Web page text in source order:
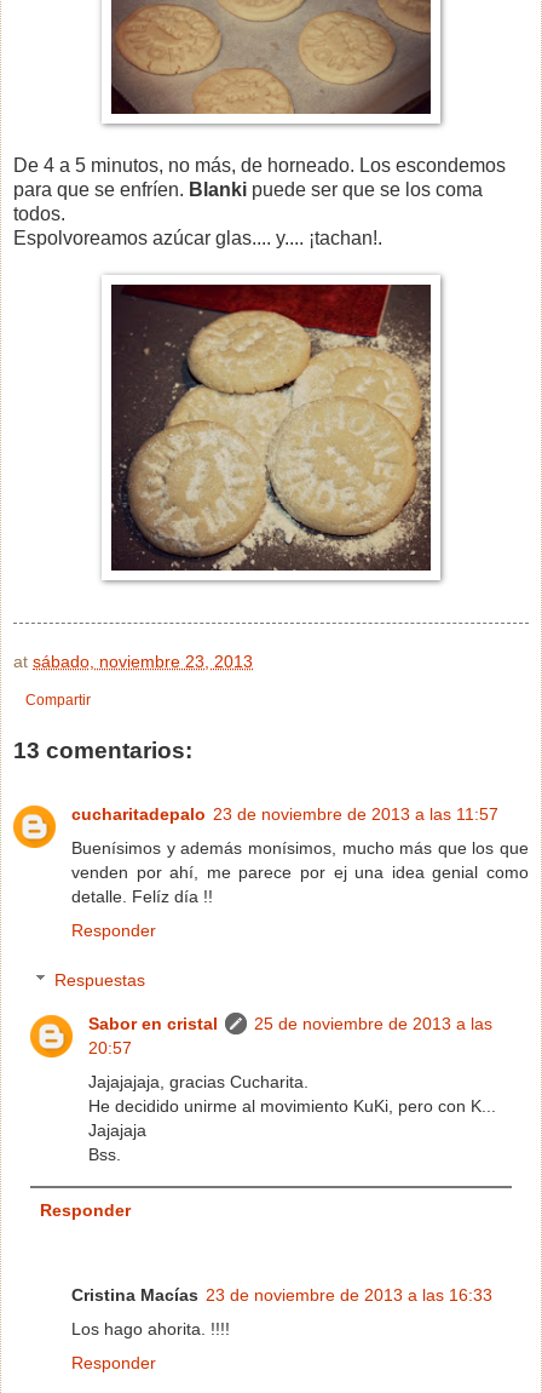
De 4 a 5 minutos, no más, de horneado. Los escondemos
para que se enfríen. Blanki puede ser que se los coma
todos.
Espolvoreamos azúcar glas.... y.... ¡tachan!.
at sábado, noviembre 23, 2013
Compartir
13 comentarios:
cucharitadepalo 23 de noviembre de 2013 a las 11:57
Buenísimos y además monísimos, mucho más que los que
venden por ahí, me parece por ej una idea genial como
detalle. Felíz día !!
Responder
Respuestas
Sabor en cristal
25 de noviembre de 2013 a las
20:57
Jajajajaja, gracias Cucharita.
He decidido unirme al movimiento KuKi, pero con K...
Jajajaja
Bss.
Responder
Cristina Macías 23 de noviembre de 2013 a las 16:33
Los hago ahorita. !!!!
Responder